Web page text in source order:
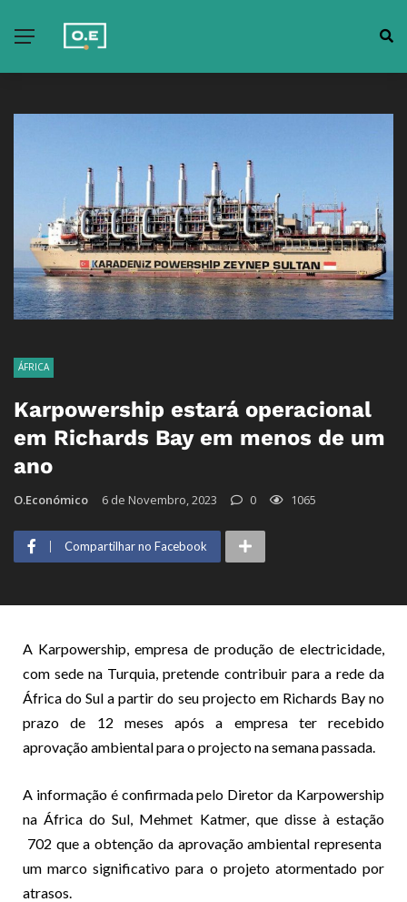
ÁFRICA
Karpowership estará operacional
em Richards Bay em menos de um
ano
O.Económico 6 de Novembro, 2023 0 1065
Compartilhar no Facebook
A Karpowership, empresa de produção de electricidade,
com sede na Turquia, pretende contribuir para a rede da
África do Sul a partir do seu projecto em Richards Bay no
prazo de 12 meses após a empresa ter recebido
aprovação ambiental para o projecto na semana passada.
A informação é confirmada pelo Diretor da Karpowership
na África do Sul, Mehmet Katmer, que disse à estação
702 que a obtenção da aprovação ambiental representa
um marco significativo para o projeto atormentado por
atrasos.